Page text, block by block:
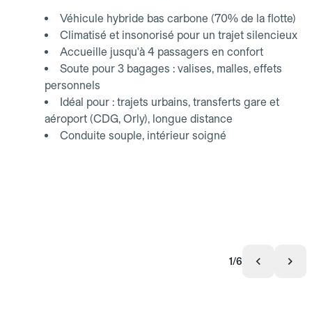
Véhicule hybride bas carbone (70% de la flotte)
Climatisé et insonorisé pour un trajet silencieux
Accueille jusqu'à 4 passagers en confort
Soute pour 3 bagages : valises, malles, effets
personnels
Idéal pour : trajets urbains, transferts gare et
aéroport (CDG, Orly), longue distance
Conduite souple, intérieur soigné
1/6